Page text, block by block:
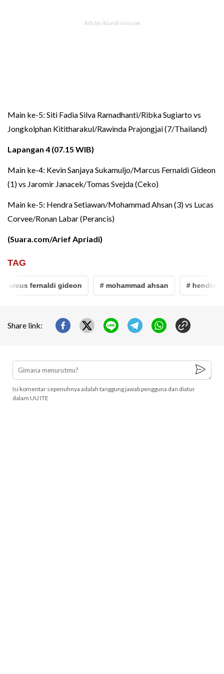
Main ke-5: Siti Fadia Silva Ramadhanti/Ribka Sugiarto vs
Jongkolphan Kititharakul/Rawinda Prajongjai (7/Thailand)
Lapangan 4 (07.15 WIB)
Main ke-4: Kevin Sanjaya Sukamuljo/Marcus Fernaldi Gideon
(1) vs Jaromir Janacek/Tomas Svejda (Ceko)
Main ke-5: Hendra Setiawan/Mohammad Ahsan (3) vs Lucas
Corvee/Ronan Labar (Perancis)
(Suara.com/Arief Apriadi)
TAG
fernaldi gideon # mohammad ahsan # hendra
Share link:
Isi komentar sepenuhnya adalah tanggung jawab pengguna dan diatur
dalam UU ITE